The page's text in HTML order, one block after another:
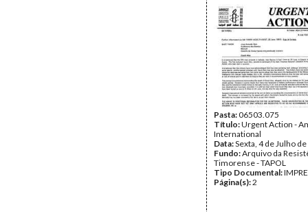
Pasta:06503.075
Título:Urgent Action -
International
Data:Sexta, 4 de Julho
Fundo:Arquivo da
Timorense - TAPOL
Tipo Documental:
Página(s):2